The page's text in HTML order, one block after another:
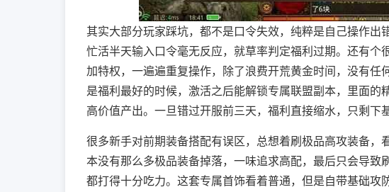
其实大部分玩家踩坑，都不是口令失效，纯粹是自己操作出
忙活半天输入口令毫无反应，就草率判定福利过期。还有
加特权，一遍遍重复操作，除了浪费开荒黄金时间，没有
是福利最好的时候，激活之后能解锁专属联盟副本，里面
高价值产出。一旦错过开服前三天，福利直接缩水，只剩下
很多新手对前期装备搭配有误区，总想着刷极品高攻装备
本没有那么多极品装备掉落，一味追求高配，最后只会导
都打得十分吃力。这套专属首饰看着普通，但是自带基础